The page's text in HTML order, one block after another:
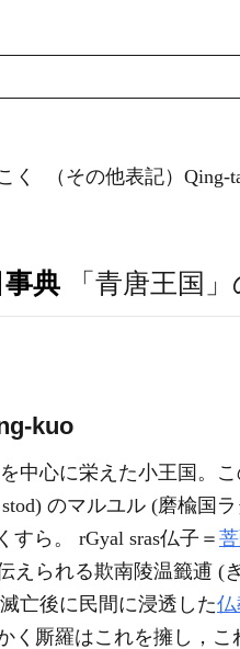
く （その他表記）Qing-
典 「青唐王国
kuo
中心に栄えた小王国。
のマルユル (磨楡国
ら。 rGyal sras仏子＝
えられる欺南陵温籤逋 (
亡後に民間に浸透した仏
く厮羅はこれを擁し，